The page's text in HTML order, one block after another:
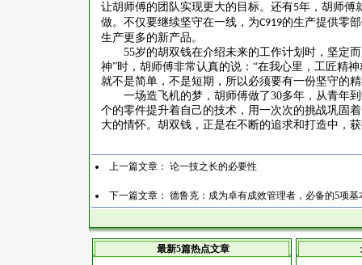
让胡师傅的团队实现更大的目标。还有5年，胡师傅
做。不仅要继续坚守在一线，为C919的生产提供零
生产更多的新产品。
55岁的胡双钱在介绍未来的工作计划时，坚定
神”时，胡师傅非常认真的说：“在我心里，工匠精
就不是简单，不是短期，所以必须要有一份坚守的
一场造飞机的梦，胡师傅做了30多年，从青年
个的零件提升着自己的技术，用一次次的挑战巩固
大的情怀。胡双钱，正是在不断的追求和打造中，
上一篇文章： 论一技之长的必要性
下一篇文章： 德鲁克：成为卓有成效管理者，必备的5项基
最新5篇热点文章